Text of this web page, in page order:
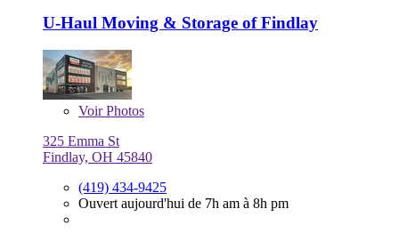
U-Haul Moving & Storage of Findlay
VoirPhotos
325 Emma St
Findlay, OH 45840
(419) 434-9425
Ouvert aujourd'hui de 7h am à 8h pm